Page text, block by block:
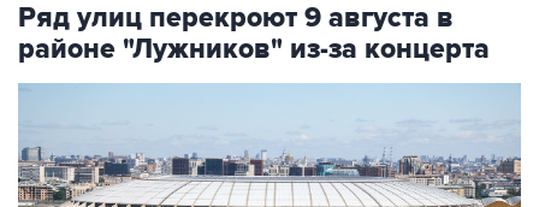
Ряд улиц перекроют 9 августа в
районе "Лужников" из-за концерта